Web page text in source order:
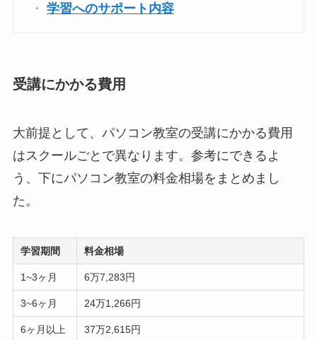
学習へのサポート内容
受講にかかる費用
大前提として、パソコン教室の受講にかかる費用
はスクールごとで異なります。参考にできるよ
う、下にパソコン教室の料金相場をまとめまし
た。
学習期間 料金相場
1~3ヶ月 6万7,283円
3~6ヶ月 24万1,266円
6ヶ月以上 37万2,615円